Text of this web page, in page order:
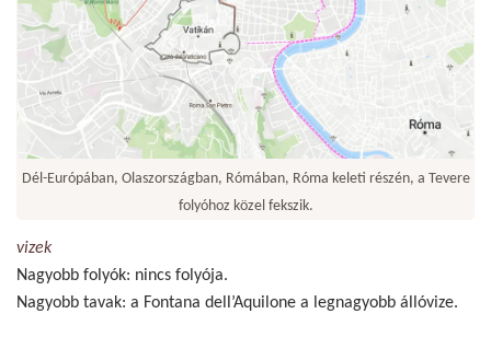
Dél-Európában, Olaszországban, Rómában, Róma keleti részén, a Tevere
folyóhoz közel fekszik.
vizek
Nagyobb folyók: nincs folyója.
Nagyobb tavak: a Fontana dell’Aquilone a legnagyobb állóvize.